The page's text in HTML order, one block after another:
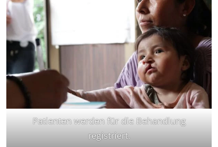
Patienten werden für die Behandlung
registriert.